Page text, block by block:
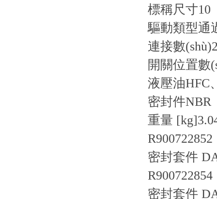
標稱尺寸10
驅動類型通
連接數(shù)
開關位置數
液壓油HFC
密封件NBR
重量 [kg]
R900722852
密封套件
R900722854
密封套件